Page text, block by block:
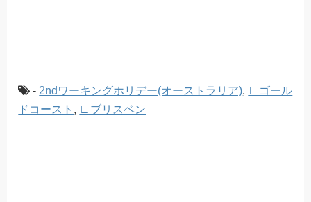
- 2ndワーキングホリデー(オーストラリア), ∟ゴール
ドコースト , ∟ブリスベン